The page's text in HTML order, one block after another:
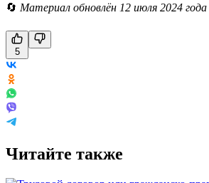
🔄 Материал обновлён 12 июля 2024 года
5
Читайте также